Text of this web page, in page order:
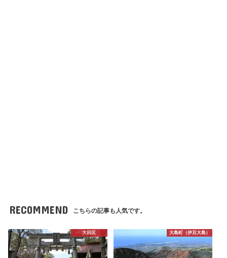
RECOMMEND こちらの記事も人気です。
大田区 大島町（伊豆大島）